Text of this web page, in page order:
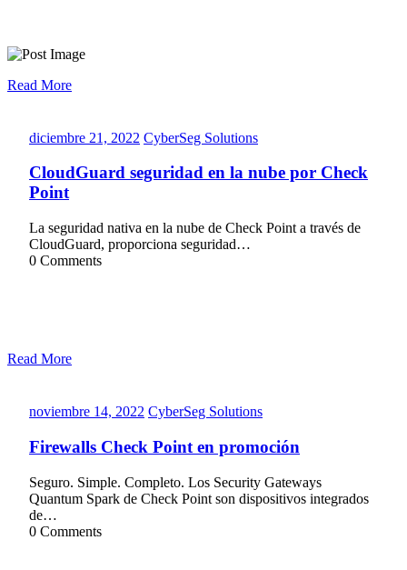
Read More
diciembre 21, 2022 diciembre
2022
CyberSeg SolutionsCyberSeg
CloudGuard seguridad en la nube por Check
Point
La seguridad nativa en la nube de Check Point a través de
CloudGuard, proporciona seguridad…
0 Comments
Read More
noviembre 14, 2022 noviembre
2022
CyberSeg SolutionsCyberSeg
Firewalls Check Point en promoción
Seguro. Simple. Completo. Los Security Gateways
Quantum Spark de Check Point son dispositivos integrados
de…
0 Comments